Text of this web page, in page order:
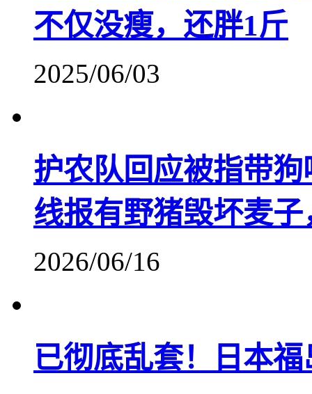
不仅没瘦，还胖1斤
2025/06/03
护农队回应被指带
线报有野猪毁坏麦
2026/06/16
已彻底乱套！日本